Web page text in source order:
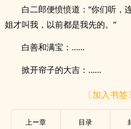
白二郎便愤愤道：“你们听，
姐才叫我，以前都是我先的。”
白善和满宝：……
掀开帘子的大吉：……
〔加入书签〕
上ー章 目录